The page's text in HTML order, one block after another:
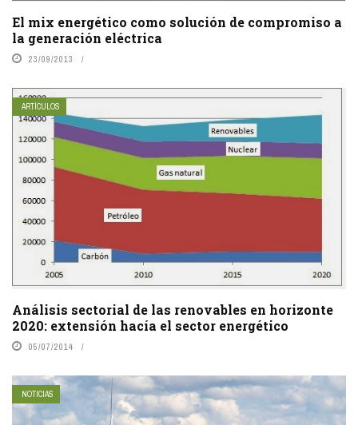
El mix energético como solución de compromiso a
la generación eléctrica
23/09/2013
ARTÍCULOS
Análisis sectorial de las renovables en horizonte
2020: extensión hacía el sector energético
05/07/2014
NOTICIAS